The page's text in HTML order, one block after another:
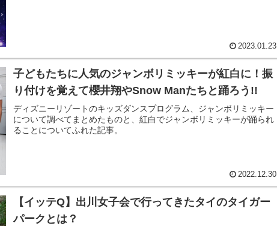
2023.01.23
子どもたちに人気のジャンボリミッキーが紅白に！振
り付けを覚えて櫻井翔やSnow Manたちと踊ろう!!
ディズニーリゾートのキッズダンスプログラム、ジャンボリミッキー
について調べてまとめたものと、紅白でジャンボリミッキーが踊られ
ることについてふれた記事。
2022.12.30
【イッテQ】出川女子会で行ってきたタイのタイガー
パークとは？